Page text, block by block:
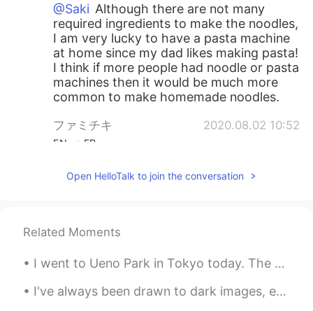
@Saki Although there are not many
required ingredients to make the noodles,
I am very lucky to have a pasta machine
at home since my dad likes making pasta!
I think if more people had noodle or pasta
machines then it would be much more
common to make homemade noodles.
ファミチキ 2020.08.02 10:52
EN FR
me! 😊😁I really appreciate it! I will read
ファミチキ
EN FR
Open HelloTalk to join the conversation
Related Moments
I went to Ueno Park in Tokyo today. The weather was nice. So I got outside to enjoy it. The park ...
I've always been drawn to dark images, even when photographing food, I tend to shoot with a darke...